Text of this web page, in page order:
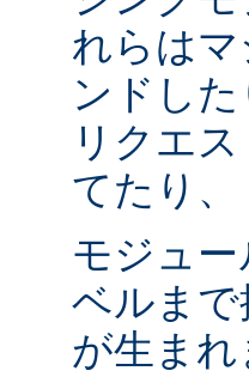
れらは
ンドし
リクエ
てたり
モジュ
ベルま
が生まれ